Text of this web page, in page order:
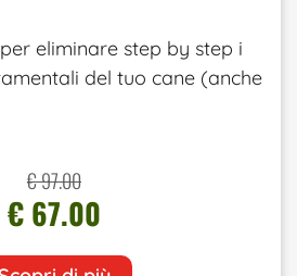
eliminare step by step i
del tuo cane (anche
€ 97.00
€ 67.00